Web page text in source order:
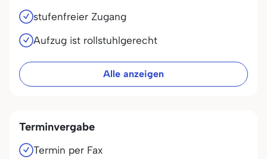
stufenfreier Zugang
Aufzug ist rollstuhlgerecht
Alle anzeigen
Terminvergabe
Termin per Fax